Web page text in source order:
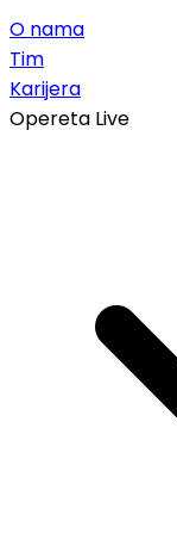
O nama
Tim
Karijera
Opereta Live